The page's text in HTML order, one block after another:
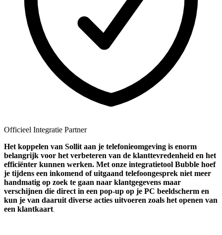
Officieel Integratie Partner
Het koppelen van Sollit aan je telefonieomgeving is enorm
belangrijk voor het verbeteren van de klanttevredenheid en het
efficiënter kunnen werken. Met onze integratietool Bubble hoef
je tijdens een inkomend of uitgaand telefoongesprek niet meer
handmatig op zoek te gaan naar klantgegevens maar
verschijnen die direct in een pop-up op je PC beeldscherm en
kun je van daaruit diverse acties uitvoeren zoals het openen van
een klantkaart